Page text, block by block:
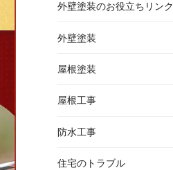
外壁塗装のお役立ちリンク
外壁塗装
屋根塗装
屋根工事
防水工事
住宅のトラブル